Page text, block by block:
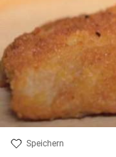
Speichern